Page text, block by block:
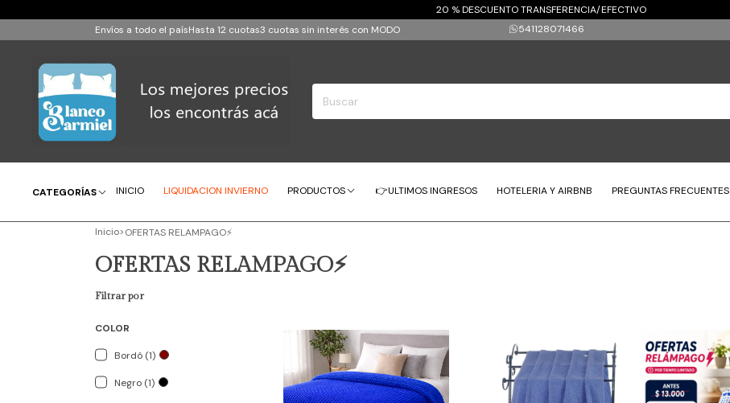
20 % DESCUENTO TRANSFERENCIA/EFECTIVO
Envíos a todo el paísHasta 12 cuotas3 cuotas sin interés con MODO 541128071466
CATEGORÍAS INICIO LIQUIDACION INVIERNO PRODUCTOS 👉ULTIMOS INGRESOS HOTELERIA Y AIRBNB PREGUNTAS FRECUENTES
Inicio>OFERTAS RELAMPAGO⚡
OFERTAS RELAMPAGO⚡
Filtrar por
COLOR
Bordó (1)
Negro (1)